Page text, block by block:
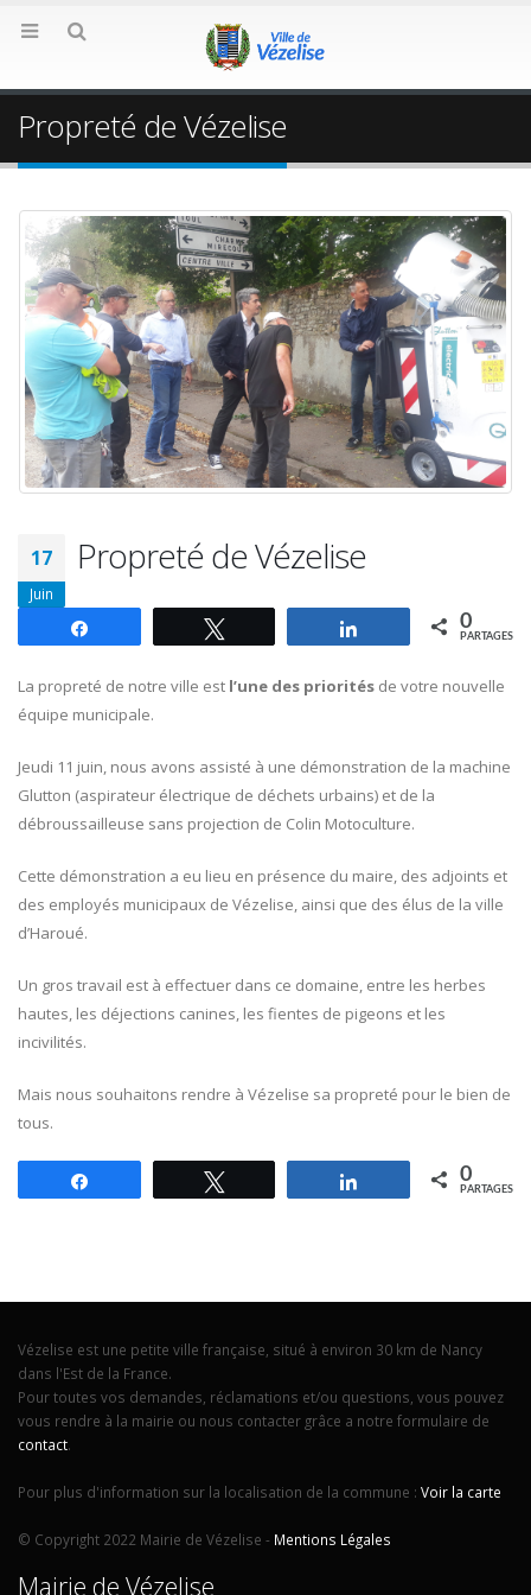
Propreté de Vézelise
17
Juin
Propreté de Vézelise
Partagez 0
PARTAGES
La propreté de notre ville est l’une des priorités de votre nouvelle
équipe municipale.
Jeudi 11 juin, nous avons assisté à une démonstration de la machine
Glutton (aspirateur électrique de déchets urbains) et de la
débroussailleuse sans projection de Colin Motoculture.
Cette démonstration a eu lieu en présence du maire, des adjoints et
des employés municipaux de Vézelise, ainsi que des élus de la ville
d’Haroué.
Un gros travail est à effectuer dans ce domaine, entre les herbes
hautes, les déjections canines, les fientes de pigeons et les
incivilités.
Mais nous souhaitons rendre à Vézelise sa propreté pour le bien de
tous.
Partagez 0
PARTAGES
Vézelise est une petite ville française, situé à environ 30 km de Nancy
dans l'Est de la France.
Pour toutes vos demandes, réclamations et/ou questions, vous pouvez
vous rendre à la mairie ou nous contacter grâce a notre formulaire de
contact.
Pour plus d'information sur la localisation de la commune : Voir la carte
© Copyright 2022 Mairie de Vézelise - Mentions Légales
Mairie de Vézelise